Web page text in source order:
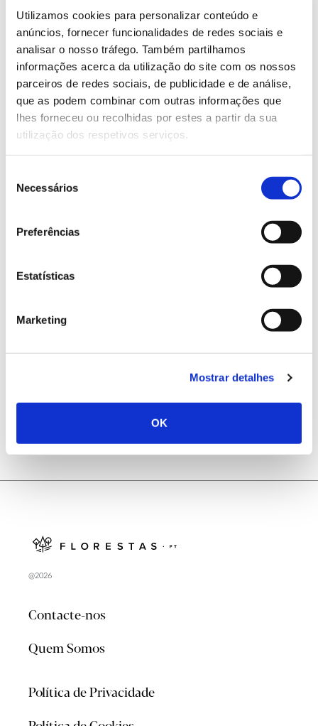
Utilizamos cookies para personalizar conteúdo e
anúncios, fornecer funcionalidades de redes sociais e
analisar o nosso tráfego. Também partilhamos
informações acerca da utilização do site com os nossos
parceiros de redes sociais, de publicidade e de análise,
que as podem combinar com outras informações que
lhes forneceu ou recolhidas por estes a partir da sua
utilização dos respetivos serviços.
Necessários
Preferências
Estatísticas
Marketing
Mostrar detalhes
OK
Saiba mais sobre este concerto
13.07.2026
Genoma do priolo e de outras espécies em risco:
conhecer para conservar
Registar galhas de Trichi em acácia-das-espigas:
25.06.2026
Natureza e florestas procuram jovens voluntários
@2026
Contacte-nos
Quem Somos
Política de Privacidade